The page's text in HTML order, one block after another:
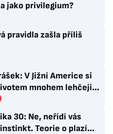
jako privilegium?
pravidla zašla příliš
V Jižní Americe si
mnohem lehčeji,
30: Ne, neřídí vás
Teorie o plazím